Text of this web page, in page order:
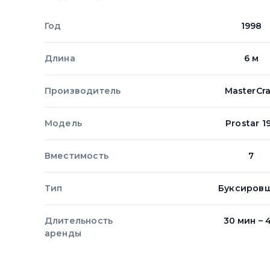
Год 1998
Длина 6 м
Производитель
Модель Prostar
Вместимость 7
Тип
Длительность
аренды
30 мин –